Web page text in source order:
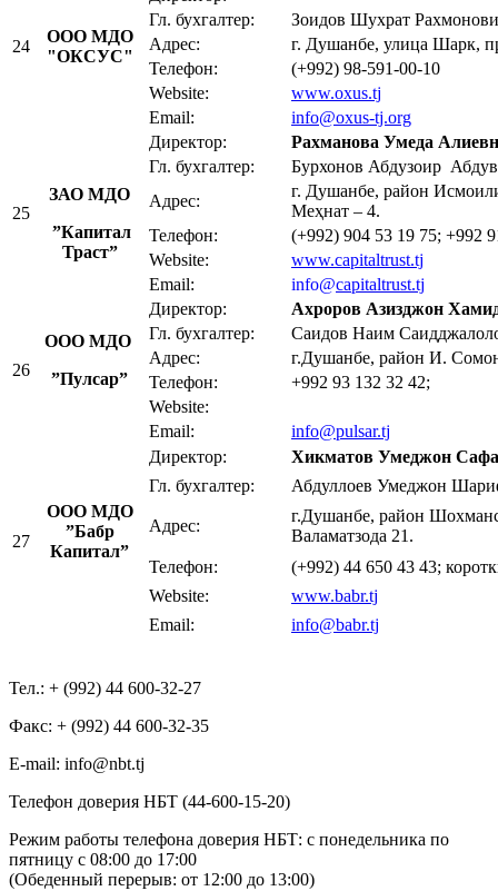
24
OOO МДО
"ОКСУС"
Гл. бухгалтер:
Зоидов Шухрат
Адрес:
г. Душанбе, улица Шарк,
Телефон:
(+992) 98-591-00-10
Website:
www.oxus.tj
Email:
info@oxus-tj.org
25
ЗАО МДО
”Капитал
Траст”
Директор:
Рахманова Умеда
Гл. бухгалтер:
Бурхонов Абдузоир
Адрес:
г. Душанбе, район
Меҳнат – 4.
Телефон:
(+992) 904 53 19 75; +992
Website:
www.capitaltrust.tj
Email:
info@capitaltrust.tj
26
OOО МДО
”Пулсар”
Директор:
Ахроров Азизджон
Гл. бухгалтер:
Саидов Наим
Адрес:
г.Душанбе, район И.
Телефон:
+992 93 132 32 42;
Website:
Email:
info@pulsar.tj
27
OOО МДО
”Бабр
Капитал”
Директор:
Хикматов Умеджон
Гл. бухгалтер:
Абдуллоев Умеджон
Адрес:
г.Душанбе, район
Валаматзода 21.
Телефон:
(+992) 44 650 43 43;
Website:
www.babr.tj
Email:
info@babr.tj
Тел.: + (992) 44 600-32-27
Факс: + (992) 44 600-32-35
Е-mail: info@nbt.tj
Телефон доверия НБТ (44-600-15-20)
Режим работы телефона доверия НБТ: с понедельника по
пятницу с 08:00 до 17:00
(Обеденный перерыв: от 12:00 до 13:00)